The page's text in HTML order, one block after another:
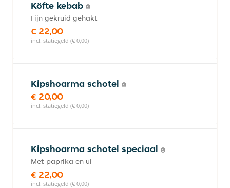
Köfte kebab
Fijn gekruid gehakt
€ 22,00
incl. statiegeld (€ 0,00)
Kipshoarma schotel
€ 20,00
incl. statiegeld (€ 0,00)
Kipshoarma schotel speciaal
Met paprika en ui
€ 22,00
incl. statiegeld (€ 0,00)